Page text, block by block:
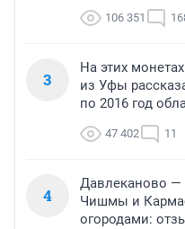
106 351
3
На этих
из Уфы
по 2016 год
47 402 11
4
Давлеканово —
Чишмы и
огородами: